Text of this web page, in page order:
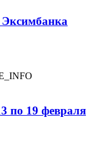
Эксимбанка
по 19 февраля